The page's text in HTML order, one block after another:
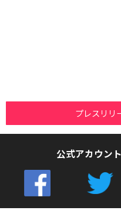
プレスリリ
公式アカウン